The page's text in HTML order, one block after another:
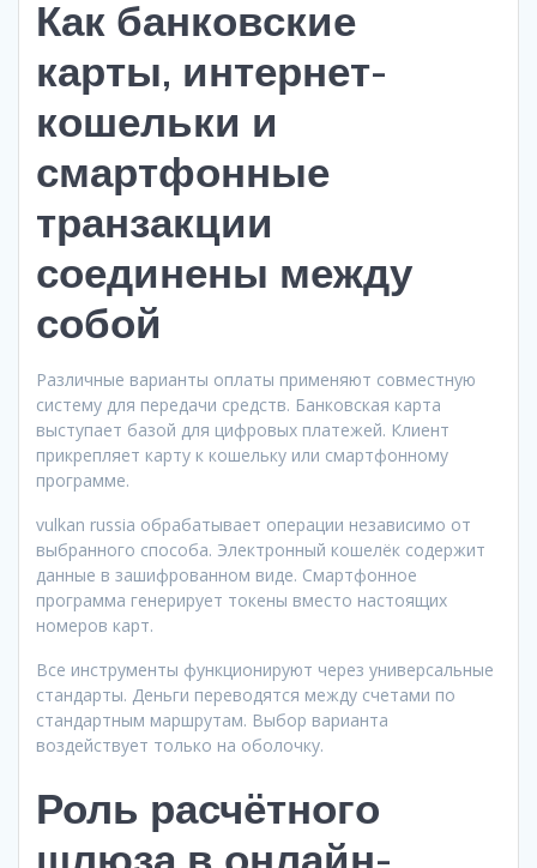
Как банковские
карты, интернет-
кошельки и
смартфонные
транзакции
соединены между
собой
Различные варианты оплаты применяют совместную
систему для передачи средств. Банковская карта
выступает базой для цифровых платежей. Клиент
прикрепляет карту к кошельку или смартфонному
программе.
vulkan russia обрабатывает операции независимо от
выбранного способа. Электронный кошелёк содержит
данные в зашифрованном виде. Смартфонное
программа генерирует токены вместо настоящих
номеров карт.
Все инструменты функционируют через универсальные
стандарты. Деньги переводятся между счетами по
стандартным маршрутам. Выбор варианта
воздействует только на оболочку.
Роль расчётного